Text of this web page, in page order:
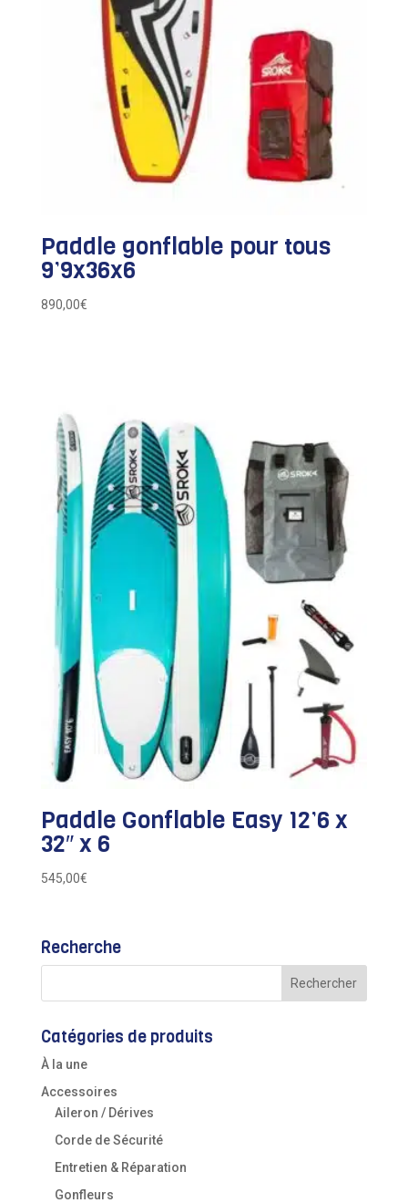
Paddle gonflable pour tous
9’9x36x6
890,00€
Paddle Gonflable Easy 12’6 x
32″ x 6
545,00€
Recherche
Catégories de produits
À la une
Accessoires
Aileron / Dérives
Corde de Sécurité
Entretien & Réparation
Gonfleurs